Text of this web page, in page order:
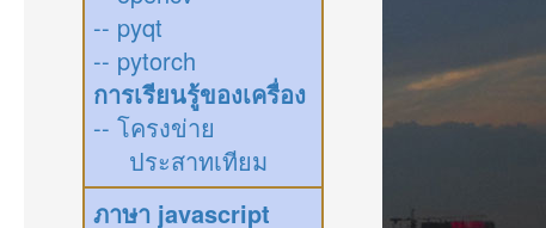
-- pyqt
-- pytorch
การเรียนรู้ของเครื่อง
-- โครงข่าย
ประสาทเทียม
ภาษา javascript